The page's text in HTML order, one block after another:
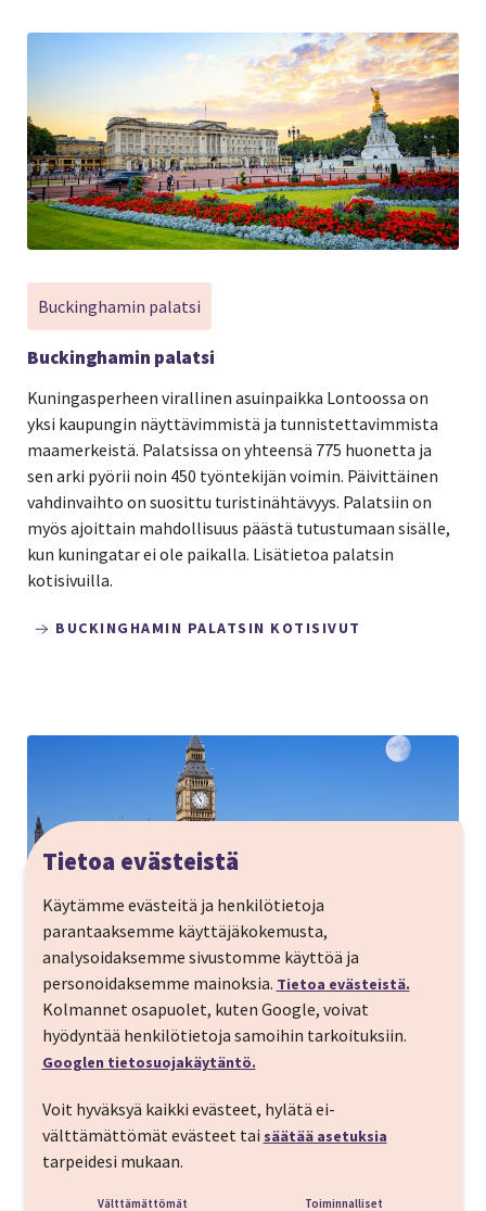
Buckinghamin palatsi
Buckinghamin palatsi
Kuningasperheen virallinen asuinpaikka Lontoossa on
yksi kaupungin näyttävimmistä ja tunnistettavimmista
maamerkeistä. Palatsissa on yhteensä 775 huonetta ja
sen arki pyörii noin 450 työntekijän voimin. Päivittäinen
vahdinvaihto on suosittu turistinähtävyys. Palatsiin on
myös ajoittain mahdollisuus päästä tutustumaan sisälle,
kun kuningatar ei ole paikalla. Lisätietoa palatsin
kotisivuilla.
BUCKINGHAMIN PALATSIN KOTISIVUT
Big Ben
Big Ben
Yksi Lontoon merkittävimmistä ikoneista. Big Ben on
parlamenttitalon tornissa, Thamesjoen varrella
sijaitseva suuri kello joka soi tasatunnein. Kello otettiin
käyttöön vuonna 1859 ja sen virallinen nimi on The Great
Bell. Vakiintunut nimitys on kuitenkin lempinimi “Big
Tietoa evästeistä
Käytämme evästeitä ja henkilötietoja
parantaaksemme käyttäjäkokemusta,
analysoidaksemme sivustomme käyttöä ja
personoidaksemme mainoksia. Tietoa evästeistä.
Kolmannet osapuolet, kuten Google, voivat
hyödyntää henkilötietoja samoihin tarkoituksiin.
Googlen tietosuojakäytäntö.
Voit hyväksyä kaikki evästeet, hylätä ei-
välttämättömät evästeet tai säätää asetuksia
tarpeidesi mukaan.
Välttämättömät Toiminnalliset